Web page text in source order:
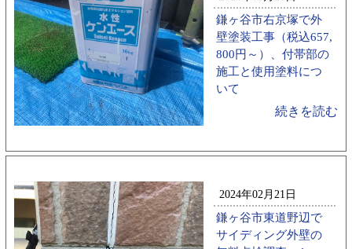
鎌ヶ谷市右京塚で外
壁塗装工事（税込657,
800円～）、付帯部の
施工と使用塗料につ
いて
続きを読む
2024年02月21日
鎌ヶ谷市東道野辺で
サイディング外壁の